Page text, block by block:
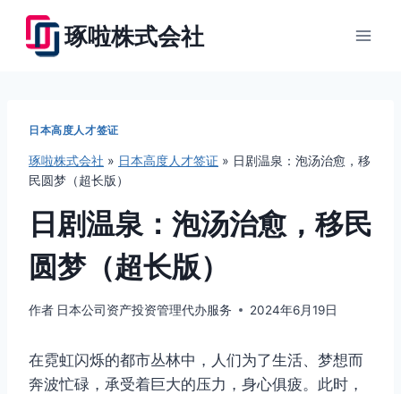
琢啦株式会社
日本高度人才签证
琢啦株式会社 » 日本高度人才签证 » 日剧温泉：泡汤治愈，移
民圆梦（超长版）
日剧温泉：泡汤治愈，移民
圆梦（超长版）
作者 日本公司资产投资管理代办服务 2024年6月19日
在霓虹闪烁的都市丛林中，人们为了生活、梦想而
奔波忙碌，承受着巨大的压力，身心俱疲。此时，